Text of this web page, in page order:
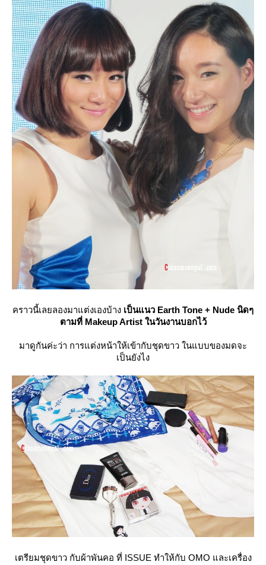
คราวนี้เลยลองมาแต่งเองบ้าง เป็นแนว Earth Tone + Nude นิดๆ
ตามที่ Makeup Artist ในวันงานบอกไว้
มาดูกันค่ะว่า การแต่งหน้าให้เข้ากับชุดขาว ในแบบของมดจะ
เป็นยังไง
เตรียมชุดขาว กับผ้าพันคอ ที่ ISSUE ทำให้กับ OMO และเครื่อง